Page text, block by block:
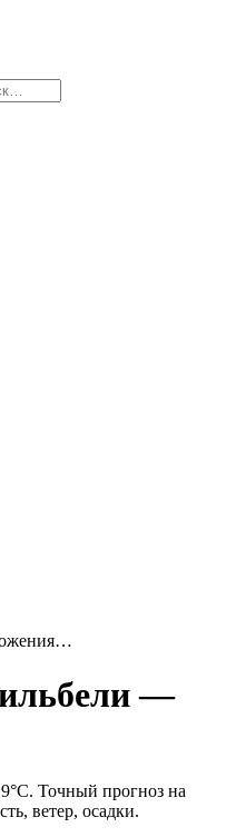
—
Точный прогноз на
ветер, осадки.